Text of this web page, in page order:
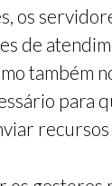
os
de
também
para